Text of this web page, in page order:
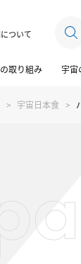
ついて
取り組み 宇宙
宇宙日本食